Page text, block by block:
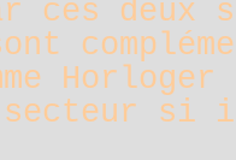
ces deux
secteur si